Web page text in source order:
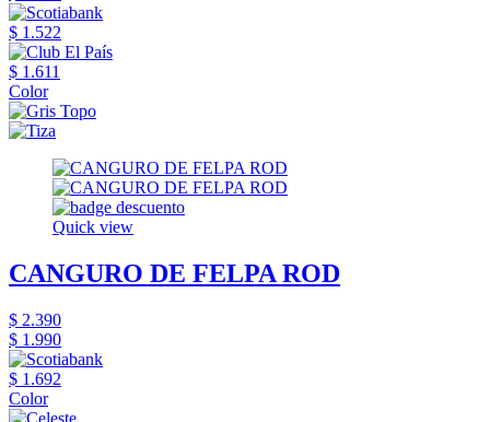
$ 1.522
$ 1.611
Color
Quick view
CANGURO DE FELPA ROD
$ 2.390
$ 1.990
$ 1.692
Color